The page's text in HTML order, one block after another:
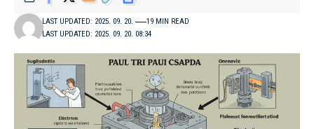
LAST UPDATED: 2025. 09. 20. 08:34
LAST UPDATED: 2025. 09. 20. 19 MIN READ